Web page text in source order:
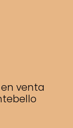
venta